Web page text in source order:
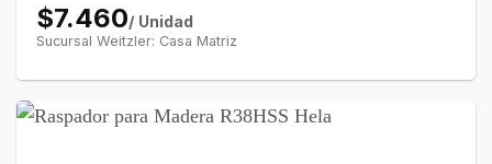
$7.460/ Unidad
Sucursal Weitzler: Casa Matriz